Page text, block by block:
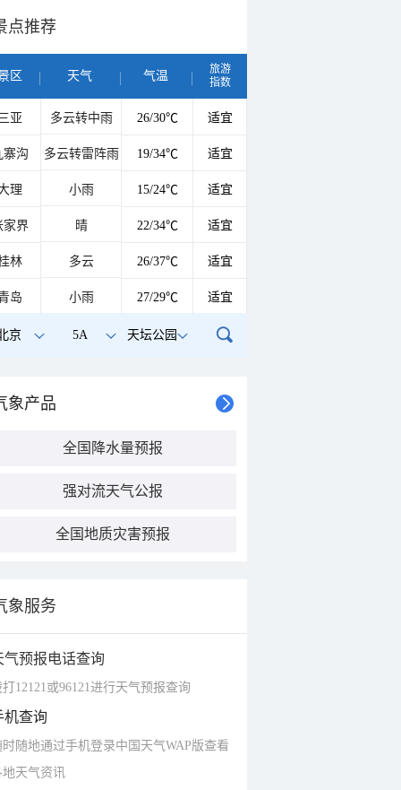
点推荐
区 天气 气温
旅游
指数
亚 多云转中雨 26/30℃ 适宜
寨沟 多云转雷阵雨 19/34℃ 适宜
理 小雨 15/24℃ 适宜
家界 晴 22/34℃ 适宜
林 多云 26/37℃ 适宜
岛 小雨 27/29℃ 适宜
京 5A 天坛公园
象产品
全国降水量预报
强对流天气公报
全国地质灾害预报
象服务
气预报电话查询
打12121或96121进行天气预报查询
机查询
时随地通过手机登录中国天气WAP版查看
地天气资讯